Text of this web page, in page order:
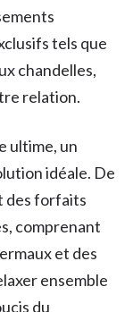
tels que
chandelles,
relation.
ultime, un
idéale. De
des forfaits
comprenant
et des
ensemble
du